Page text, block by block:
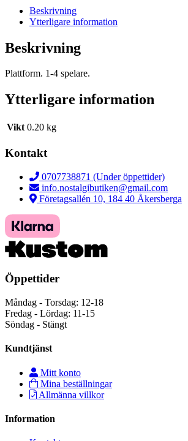
Beskrivning
Ytterligare information
Beskrivning
Plattform. 1-4 spelare.
Ytterligare information
Vikt 0.20 kg
Kontakt
0707738871 (Under öppettider)
info.nostalgibutiken@gmail.com
Företagsallén 10, 184 40 Åkersberga
Öppettider
Måndag - Torsdag: 12-18
Fredag - Lördag: 11-15
Söndag - Stängt
Kundtjänst
Mitt konto
Mina beställningar
Allmänna villkor
Information